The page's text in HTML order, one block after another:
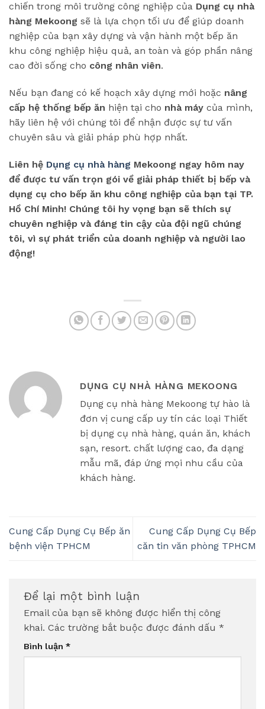
chiến trong môi trường công nghiệp của Dụng cụ nhà
hàng Mekoong sẽ là lựa chọn tối ưu để giúp doanh
nghiệp của bạn xây dựng và vận hành một bếp ăn
khu công nghiệp hiệu quả, an toàn và góp phần nâng
cao đời sống cho công nhân viên.
Nếu bạn đang có kế hoạch xây dựng mới hoặc nâng
cấp hệ thống bếp ăn hiện tại cho nhà máy của mình,
hãy liên hệ với chúng tôi để nhận được sự tư vấn
chuyên sâu và giải pháp phù hợp nhất.
Liên hệ Dụng cụ nhà hàng Mekoong ngay hôm nay
để được tư vấn trọn gói về giải pháp thiết bị bếp và
dụng cụ cho bếp ăn khu công nghiệp của bạn tại TP.
Hồ Chí Minh! Chúng tôi hy vọng bạn sẽ thích sự
chuyên nghiệp và đáng tin cậy của đội ngũ chúng
tôi, vì sự phát triển của doanh nghiệp và người lao
động!
DỤNG CỤ NHÀ HÀNG MEKOONG
Dụng cụ nhà hàng Mekoong tự hào là
đơn vị cung cấp uy tín các loại Thiết
bị dụng cụ nhà hàng, quán ăn, khách
sạn, resort. chất lượng cao, đa dạng
mẫu mã, đáp ứng mọi nhu cầu của
khách hàng.
Cung Cấp Dụng Cụ Bếp ăn
bệnh viện TPHCM
Cung Cấp Dụng Cụ Bếp
căn tin văn phòng TPHCM
Để lại một bình luận
Email của bạn sẽ không được hiển thị công
khai. Các trường bắt buộc được đánh dấu *
Bình luận *